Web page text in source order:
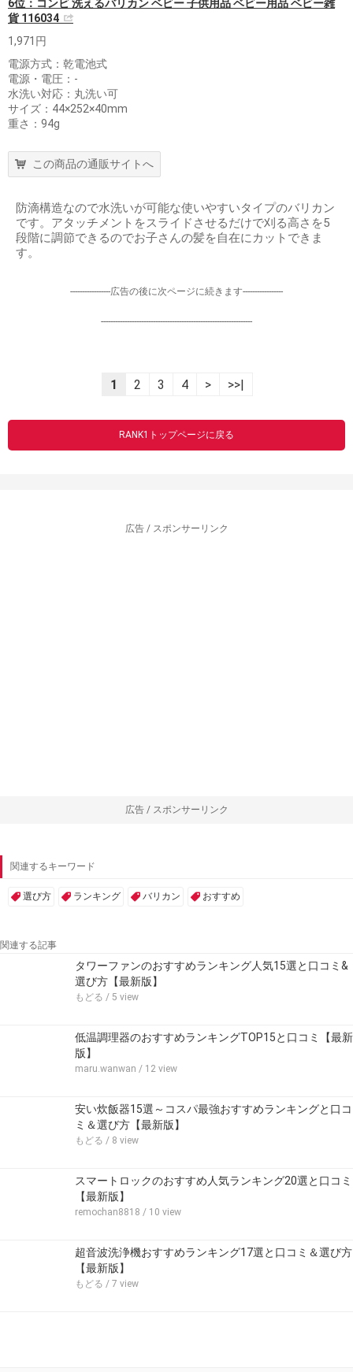
6位：コンビ 洗えるバリカン ベビー 子供用品 ベビー用品 ベビー雑
貨 116034
1,971円
電源方式：乾電池式
電源・電圧：-
水洗い対応：丸洗い可
サイズ：44×252×40mm
重さ：94g
この商品の通販サイトへ
防滴構造なので水洗いが可能な使いやすいタイプのバリカン
です。アタッチメントをスライドさせるだけで刈る高さを5
段階に調節できるのでお子さんの髪を自在にカットできま
す。
-----------------広告の後に次ページに続きます-----------------
----------------------------------------------------------------
1 2 3 4 > >>|
RANK1トップページに戻る
広告 / スポンサーリンク
広告 / スポンサーリンク
関連するキーワード
選び方 ランキング バリカン おすすめ
関連する記事
タワーファンのおすすめランキング人気15選と口コミ&
選び方【最新版】
もどる / 5 view
低温調理器のおすすめランキングTOP15と口コミ【最新
版】
maru.wanwan / 12 view
安い炊飯器15選～コスパ最強おすすめランキングと口コ
ミ＆選び方【最新版】
もどる / 8 view
スマートロックのおすすめ人気ランキング20選と口コミ
【最新版】
remochan8818 / 10 view
超音波洗浄機おすすめランキング17選と口コミ＆選び方
【最新版】
もどる / 7 view